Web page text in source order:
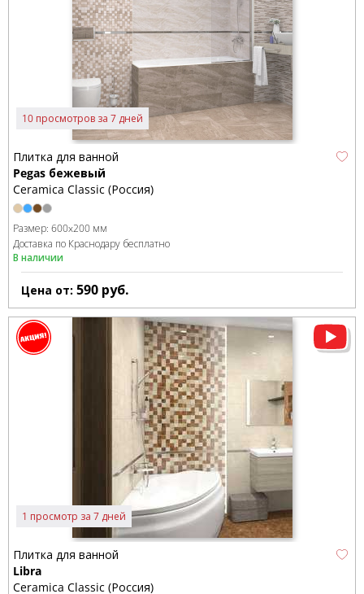
10 просмотров за 7 дней
Плитка для ванной
Pegas бежевый
Ceramica Classic (Россия)
Размер: 600x200 мм
Доставка по Краснодару бесплатно
В наличии
Цена от: 590 руб.
1 просмотр за 7 дней
Плитка для ванной
Libra
Ceramica Classic (Россия)